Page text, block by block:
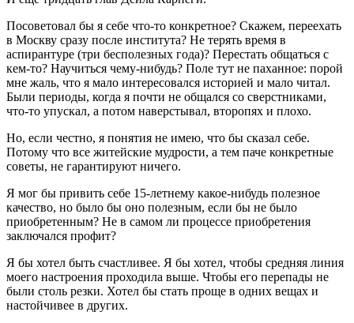
Посоветовал бы я себе что-то конкретное? Скажем, переехать
в Москву сразу после института? Не терять время в
аспирантуре (три бесполезных года)? Перестать общаться с
кем-то? Научиться чему-нибудь? Поле тут не паханное: порой
мне жаль, что я мало интересовался историей и мало читал.
Были периоды, когда я почти не общался со сверстниками,
что-то упускал, а потом наверстывал, второпях и плохо.
Но, если честно, я понятия не имею, что бы сказал себе.
Потому что все житейские мудрости, а тем паче конкретные
советы, не гарантируют ничего.
Я мог бы привить себе 15-летнему какое-нибудь полезное
качество, но было бы оно полезным, если бы не было
приобретенным? Не в самом ли процессе приобретения
заключался профит?
Я бы хотел быть счастливее. Я бы хотел, чтобы средняя линия
моего настроения проходила выше. Чтобы его перепады не
были столь резки. Хотел бы стать проще в одних вещах и
настойчивее в других.